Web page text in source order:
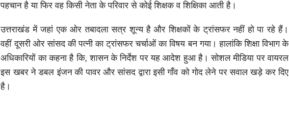
पहचान है या फिर वह किसी नेता के परिवार से कोई शिक्षक व शिक्षिका आती है।
उत्तराखंड में जहां एक ओर तबादला सत्र शून्य है और शिक्षकों के ट्रांसफर नहीं हो पा रहे हैं।
वहीं दूसरी ओर सांसद की पत्नी का ट्रांसफर चर्चाओं का विषय बन गया। हालांकि शिक्षा विभाग के
अधिकारियों का कहना है कि, शासन के निर्देश पर यह आदेश हुआ है। सोशल मीडिया पर वायरल
इस खबर ने डबल इंजन की पावर और सांसद द्वारा इसी गाँव को गोद लेने पर सवाल खड़े कर दिए
है।